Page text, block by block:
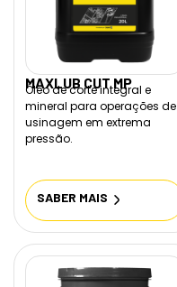
MAXLUB CUT MP
Óleo de corte integral e
mineral para operações de
usinagem em extrema
pressão.
SABER MAIS